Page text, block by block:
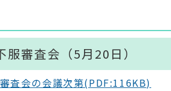
審査会（5月20日）
査会の会議次第(PDF:116KB)